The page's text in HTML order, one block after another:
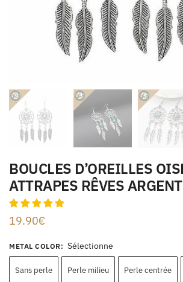
BOUCLES D’OREILLES
ATTRAPES RÊVES ARGENT
19.90€
METAL COLOR: Sélectionne
Sans perle Perle milieu Perle centrée